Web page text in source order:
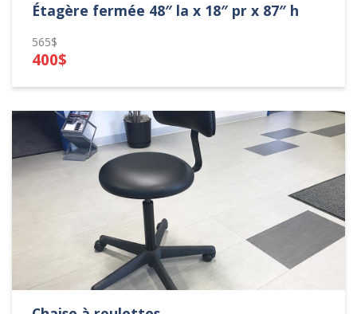
Étagère fermée 48″ la x 18″ pr x 87″ h
565$
400$